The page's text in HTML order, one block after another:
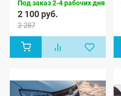
Под заказ 2-4 рабочих дня
2 100 руб.
2 287